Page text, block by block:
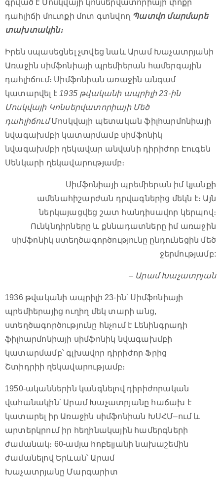
գրված է Մոսկվայի կոնսերվատորիայի փոքր
դահլիճի մուտքի մոտ գտնվող Պատվո մարմարե
տախտակին։
Իրեն սպասեցնել չտվեց նաև Արամ Խաչատրյանի
Առաջին սիմֆոնիայի պրեմիերան համերգային
դահլիճում։ Սիմֆոնիան առաջին անգամ
կատարվել է1935 թվականի ապրիլի 23-ին
Մոսկվայի Կոնսերվատորիայի Մեծ
դահլիճումՄոսկվայի պետական ֆիլհարմոնիայի
նվագախմբի կատարմամբ սիմֆոնիկ
նվագախմբի ղեկավար անվանի դիրիժոր Էուգեն
Սենկարի ղեկավարությամբ։
Սիմֆոնիայի պրեմիերան իմ կյանքի
ամենահիշարժան դրվագներից մեկն է։ Այն
ներկայացվեց շատ հանդիսավոր կերպով։
Ունկնդիրները և քննադատները իմ առաջին
սիմֆոնիկ ստեղծագործությունը ընդունեցին մեծ
ջերմությամբ:
– Արամ Խաչատրյան
1936 թվականի ապրիլի 23-ին՝ Սիմֆոնիայի
պրեմիերայից ուղիղ մեկ տարի անց,
ստեղծագործությունը հնչում է Լենինգրադի
ֆիլհարմոնիայի սիմֆոնիկ նվագախմբի
կատարմամբ՝ գլխավոր դիրիժոր Ֆրից
Շտիդրիի ղեկավարությամբ։
1950-ականներին կանգնելով դիրիժորական
վահանակին՝ Արամ Խաչատրյանը հաճախ է
կատարել իր Առաջին սիմֆոնիան ԽՍՀՄ–ում և
արտերկրում իր հեղինակային համերգների
ժամանակ։ 60-ամյա հոբելյանի նախաշեմին
ժամանելով Երևան՝ Արամ
Խաչատրյանը Մարգարիտ